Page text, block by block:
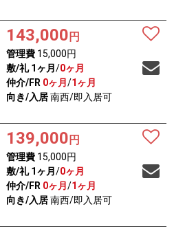
143,000 円
管理費15,000円
敷/礼 1ヶ月 /0ヶ月
仲介/FR 0ヶ月 /1ヶ月
向き/入居南西/即入居可
139,000 円
管理費15,000円
敷/礼 1ヶ月 /0ヶ月
仲介/FR 0ヶ月 /1ヶ月
向き/入居南西/即入居可